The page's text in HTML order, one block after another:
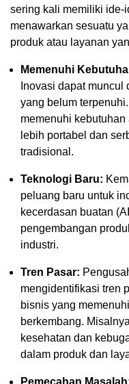
sering kali memiliki ide-
menawarkan sesuatu
produk atau layanan
Memenuhi
Inovasi dapat
yang belum
memenuhi
lebih portabel dan
tradisional.
Teknologi Baru:
peluang baru untuk
kecerdasan buatan
pengembangan
industri.
Tren Pasar:
mengidentifikasi tren
bisnis yang
berkembang.
kesehatan dan
dalam produk dan